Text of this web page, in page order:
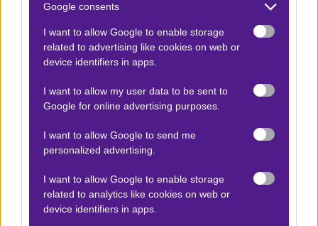
Google consents
I want to allow Google to enable storage
related to advertising like cookies on web or
device identifiers in apps.
I want to allow my user data to be sent to
Google for online advertising purposes.
I want to allow Google to send me
personalized advertising.
I want to allow Google to enable storage
related to analytics like cookies on web or
device identifiers in apps.
Προσφορές*
Βαθμολογίες Ελλάδα - Stoiximan
Βαθμολογίες Aγγλία – Premier league
Βαθμολογίες Γερμανίας – Bundesliga